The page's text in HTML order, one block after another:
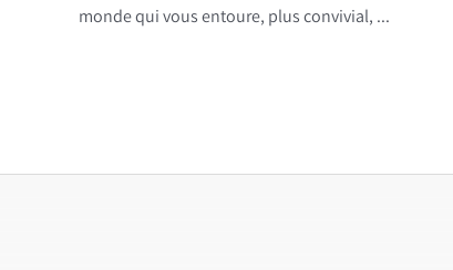
monde qui vous entoure, plus convivial, ...